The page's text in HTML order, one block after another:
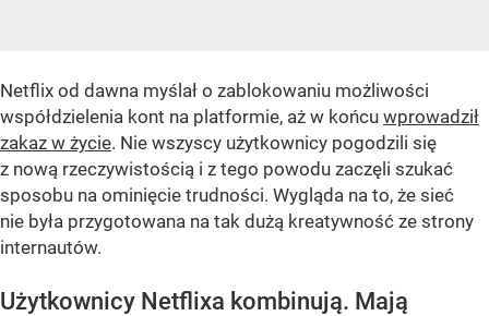
Netflix od dawna myślał o zablokowaniu możliwości
współdzielenia kont na platformie, aż w końcu wprowadził
zakaz w życie. Nie wszyscy użytkownicy pogodzili się
z nową rzeczywistością i z tego powodu zaczęli szukać
sposobu na ominięcie trudności. Wygląda na to, że sieć
nie była przygotowana na tak dużą kreatywność ze strony
internautów.
Użytkownicy Netflixa kombinują. Mają